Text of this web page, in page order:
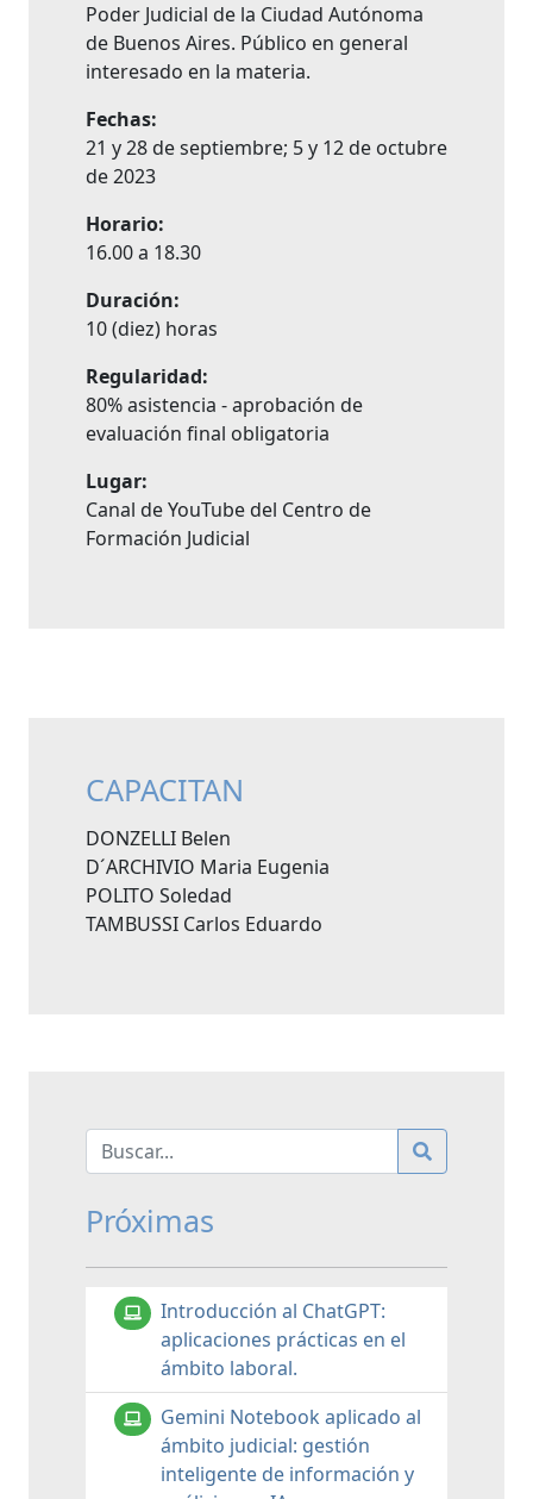
Poder Judicial de la Ciudad Autónoma
de Buenos Aires. Público en general
interesado en la materia.
Fechas:
21 y 28 de septiembre; 5 y 12 de octubre
de 2023
Horario:
16.00 a 18.30
Duración:
10 (diez) horas
Regularidad:
80% asistencia - aprobación de
evaluación final obligatoria
Lugar:
Canal de YouTube del Centro de
Formación Judicial
CAPACITAN
DONZELLI Belen
D´ARCHIVIO Maria Eugenia
POLITO Soledad
TAMBUSSI Carlos Eduardo
Próximas
Introducción al ChatGPT:
aplicaciones prácticas en el
ámbito laboral.
Gemini Notebook aplicado al
ámbito judicial: gestión
inteligente de información y